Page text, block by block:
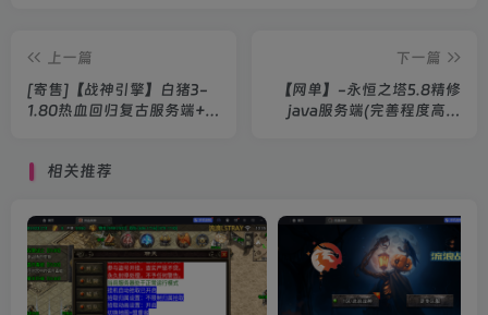
上一篇
[寄售]【战神引擎】白猪3-
1.80热血回归复古服务端+双
下一篇
【网单】-永恒之塔5.8精修
java服务端(完善程度高达
相关推荐